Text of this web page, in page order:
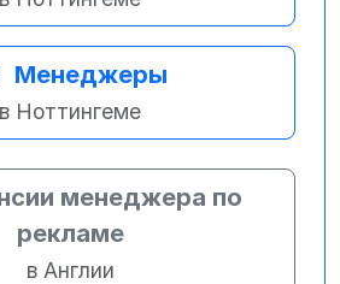
Менеджеры
в Ноттингеме
менеджера по
рекламе
в Англии